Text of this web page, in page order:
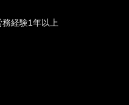
経験1年以上